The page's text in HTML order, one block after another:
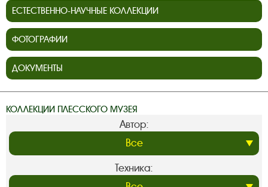
ЕСТЕСТВЕННО-НАУЧНЫЕ КОЛЛЕКЦИИ
ФОТОГРАФИИ
ДОКУМЕНТЫ
КОЛЛЕКЦИИ ПЛЕССКОГО МУЗЕЯ
Автор:
Техника: